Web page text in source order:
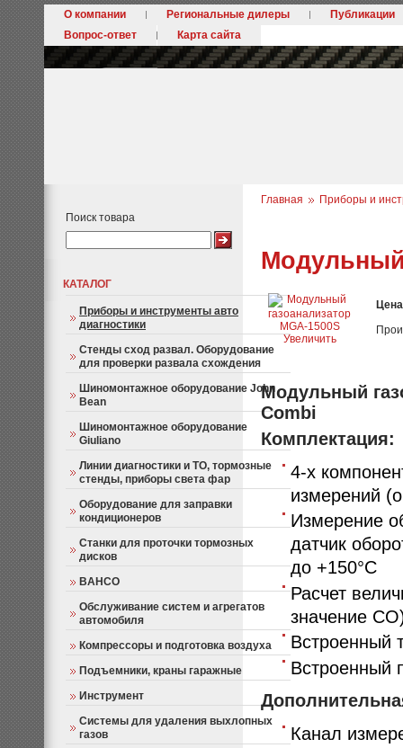
О компании Региональные дилеры
Публикации
Вопрос-ответ
Карта сайта
Поиск товара
КАТАЛОГ
Приборы и инструменты авто
диагностики
Стенды сход развал. Оборудование
для проверки развала схождения
Шиномонтажное оборудование John
Bean
Шиномонтажное оборудование
Giuliano
Линии диагностики и ТО, тормозные
стенды, приборы света фар
Оборудование для заправки
кондиционеров
Станки для проточки тормозных
дисков
BAHCO
Обслуживание систем и агрегатов
автомобиля
Компрессоры и подготовка воздуха
Подъемники, краны гаражные
Инструмент
Системы для удаления выхлопных
газов
Главная Приборы и
Модульный
Увеличить
Модульный
Combi
Комплектация:
4-х
измерений
Измерение
датчик
до +150°С
Расчет
значение
Встроенный
Встроенный
Канал